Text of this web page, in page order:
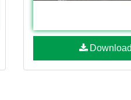
Download